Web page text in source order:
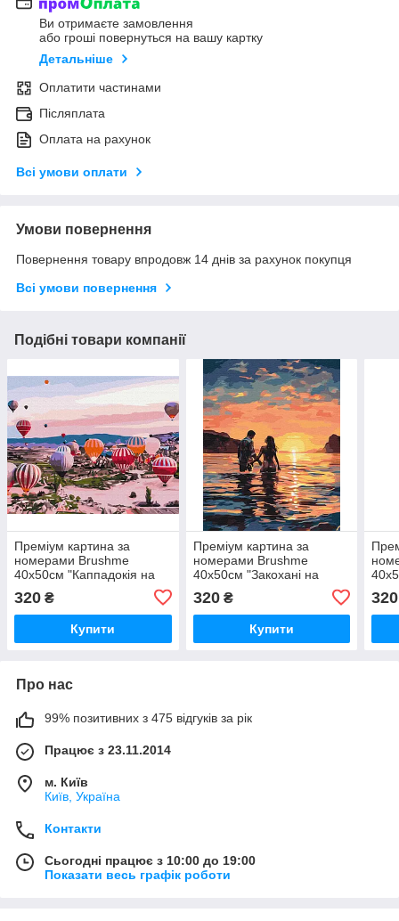
Ви отримаєте замовлення
або гроші повернуться на вашу картку
Детальніше
Оплатити частинами
Післяплата
Оплата на рахунок
Всі умови оплати
Умови повернення
Повернення товару впродовж 14 днів за рахунок покупця
Всі умови повернення
Подібні товари компанії
Преміум картина за
номерами Brushme
40x50см "Каппадокія на
320 ₴
Купити
Преміум картина за
номерами Brushme
40x50см "Закохані на
320₴
Купити
320
Про нас
99% позитивних з 475 відгуків за рік
Працює з 23.11.2014
м. Київ
Київ, Україна
Контакти
Сьогодні працює з 10:00 до 19:00
Показати весь графік роботи